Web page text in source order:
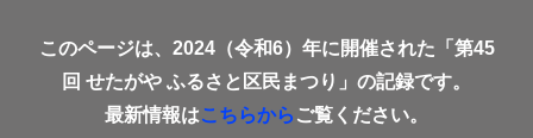
このページは、2024（令和6）年に開催された「第45
回 せたがや ふるさと区民まつり」の記録です。
最新情報はこちらから ご覧ください。